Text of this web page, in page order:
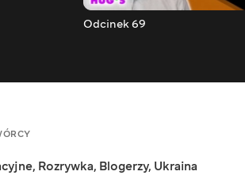
Odcinek 69
, Rozrywka, Blogerzy, Ukraina